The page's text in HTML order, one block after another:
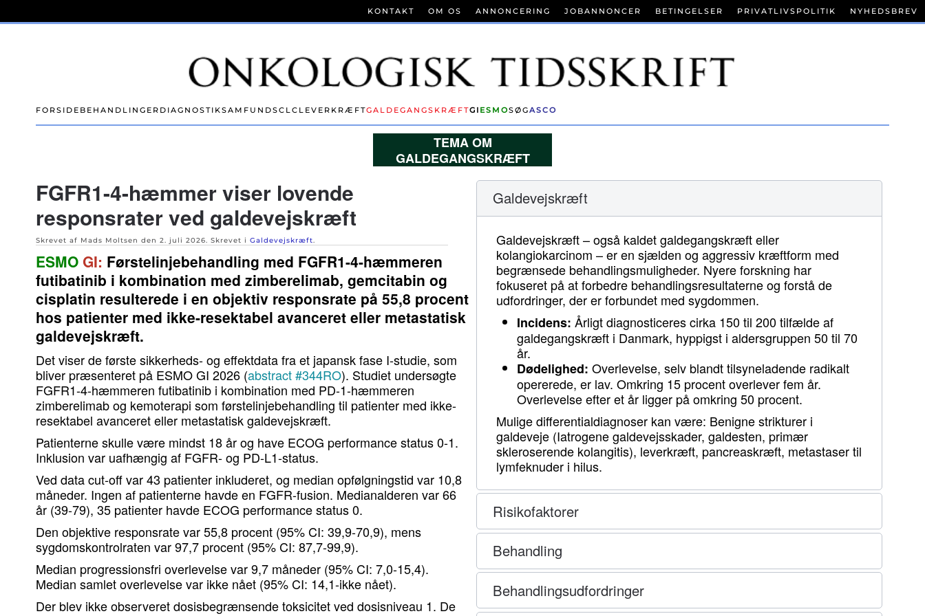
Skip to main content
FORSIDE BEHANDLINGER DIAGNOSTIKSAMFUNDSCLC LEVERKRÆFTGALDEGANGSKRÆFTGI ESMOSØGASCO
KONTAKT OM OS ANNONCERING JOBANNONCER BETINGELSER PRIVATLIVSPOLITIK NYHEDSBREV
TEMA OM
GALDEGANGSKRÆFT
FGFR1-4-hæmmer viser lovende
responsrater ved galdevejskræft
Skrevet af Mads Moltsen den 2. juli 2026. Skrevet i Galdevejskræft.
ESMO GI: Førstelinjebehandling med FGFR1-4-hæmmeren
futibatinib i kombination med zimberelimab, gemcitabin og
cisplatin resulterede i en objektiv responsrate på 55,8 procent
hos patienter med ikke-resektabel avanceret eller metastatisk
galdevejskræft.
Det viser de første sikkerheds- og effektdata fra et japansk fase I-studie, som
bliver præsenteret på ESMO GI 2026 (abstract #344RO). Studiet undersøgte
FGFR1-4-hæmmeren futibatinib i kombination med PD-1-hæmmeren
zimberelimab og kemoterapi som førstelinjebehandling til patienter med ikke-
resektabel avanceret eller metastatisk galdevejskræft.
Patienterne skulle være mindst 18 år og have ECOG performance status 0-1.
Inklusion var uafhængig af FGFR- og PD-L1-status.
Ved data cut-off var 43 patienter inkluderet, og median opfølgningstid var 10,8
måneder. Ingen af patienterne havde en FGFR-fusion. Medianalderen var 66
år (39-79), 35 patienter havde ECOG performance status 0.
Den objektive responsrate var 55,8 procent (95% CI: 39,9-70,9), mens
sygdomskontrolraten var 97,7 procent (95% CI: 87,7-99,9).
Median progressionsfri overlevelse var 9,7 måneder (95% CI: 7,0-15,4).
Median samlet overlevelse var ikke nået (95% CI: 14,1-ikke nået).
Der blev ikke observeret dosisbegrænsende toksicitet ved dosisniveau 1. De
Galdevejskræft
Galdevejskræft – også kaldet galdegangskræft eller
kolangiokarcinom – er en sjælden og aggressiv kræftform med
begrænsede behandlingsmuligheder. Nyere forskning har
fokuseret på at forbedre behandlingsresultaterne og forstå de
udfordringer, der er forbundet med sygdommen.
Incidens: Årligt diagnosticeres cirka 150 til 200 tilfælde af
galdegangskræft i Danmark, hyppigst i aldersgruppen 50 til 70
år.
Dødelighed: Overlevelse, selv blandt tilsyneladende radikalt
opererede, er lav. Omkring 15 procent overlever fem år.
Overlevelse efter et år ligger på omkring 50 procent.
Mulige differentialdiagnoser kan være: Benigne strikturer i
galdeveje (Iatrogene galdevejsskader, galdesten, primær
skleroserende kolangitis), leverkræft, pancreaskræft, metastaser til
lymfeknuder i hilus.
Risikofaktorer
Behandling
Behandlingsudfordringer